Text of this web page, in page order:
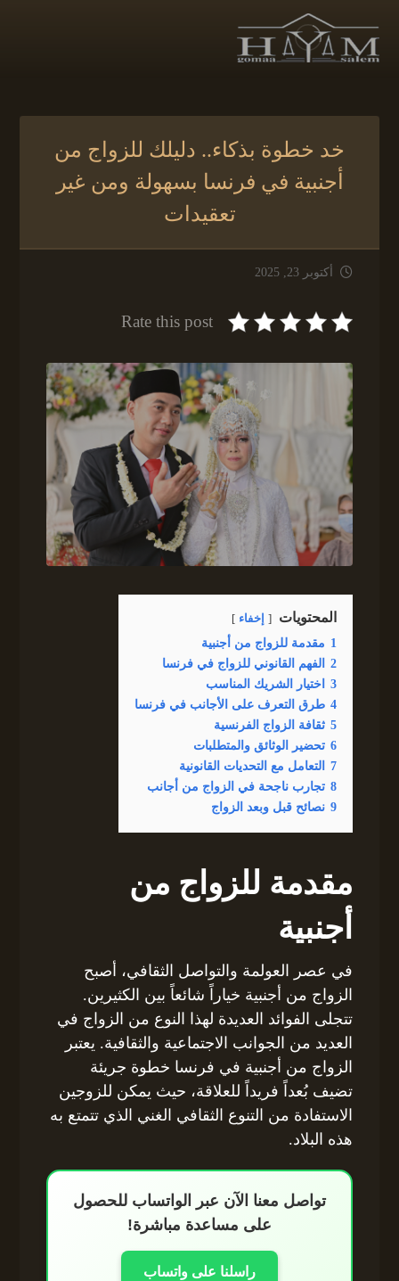
خد خطوة بذكاء.. دليلك للزواج من
أجنبية في فرنسا بسهولة ومن غير
تعقيدات
أكتوبر 23, 2025
Rate this post
المحتويات إخفاء
1 مقدمة للزواج من أجنبية
2
الفهم القانوني للزواج في فرنسا
3
اختيار الشريك المناسب
4 طرق التعرف على الأجانب في فرنسا
5 ثقافة الزواج الفرنسية
6 تحضير الوثائق والمتطلبات
7
التعامل مع التحديات القانونية
8 تجارب ناجحة في الزواج من أجانب
9 نصائح قبل وبعد الزواج
مقدمة للزواج من
أجنبية
في عصر العولمة والتواصل الثقافي، أصبح
الزواج من أجنبية خياراً شائعاً بين الكثيرين.
تتجلى الفوائد العديدة لهذا النوع من الزواج في
العديد من الجوانب الاجتماعية والثقافية. يعتبر
الزواج من أجنبية في فرنسا خطوة جريئة
تضيف بُعداً فريداً للعلاقة، حيث يمكن للزوجين
الاستفادة من التنوع الثقافي الغني الذي تتمتع به
هذه البلاد.
تواصل معنا الآن عبر الواتساب للحصول
على مساعدة مباشرة!
راسلنا على واتساب